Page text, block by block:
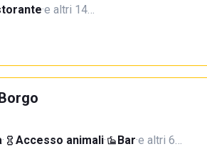
·e altri 14…
· Accesso animali· Bar·e altri 6…